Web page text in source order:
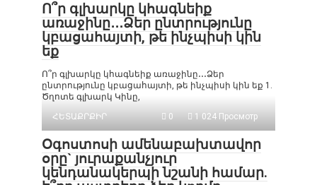
Ո՞ր գլխարկը կհագնեիք
առաջինը․․․Ձեր ընտրությունը
կբացահայտի, թե ինչպիսի կին
եք
Ո՞ր գլխարկը կհագնեիք առաջինը․․․Ձեր
ընտրությունը կբացահայտի, թե ինչպիսի կին եք 1.
Ծղոտե գլխարկ Կինը,
ՀԵՏԱՔՐՔԻՐ
0 1 024 Просмотр
Օգոստոսի ամենաբախտավոր
օրը` յուրաքանչյուր
կենդանակերպի նշանի համար.